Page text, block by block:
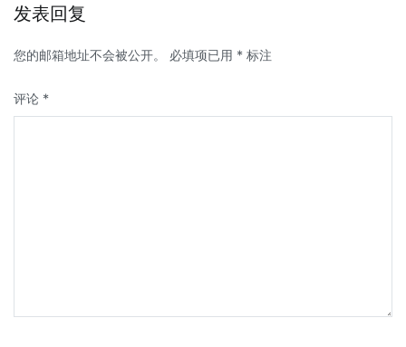
发表回复
您的邮箱地址不会被公开。 必填项已用 * 标注
评论 *